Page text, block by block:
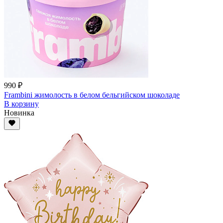
990 ₽
Frambini жимолость в белом бельгийском шоколаде
В корзину
Новинка